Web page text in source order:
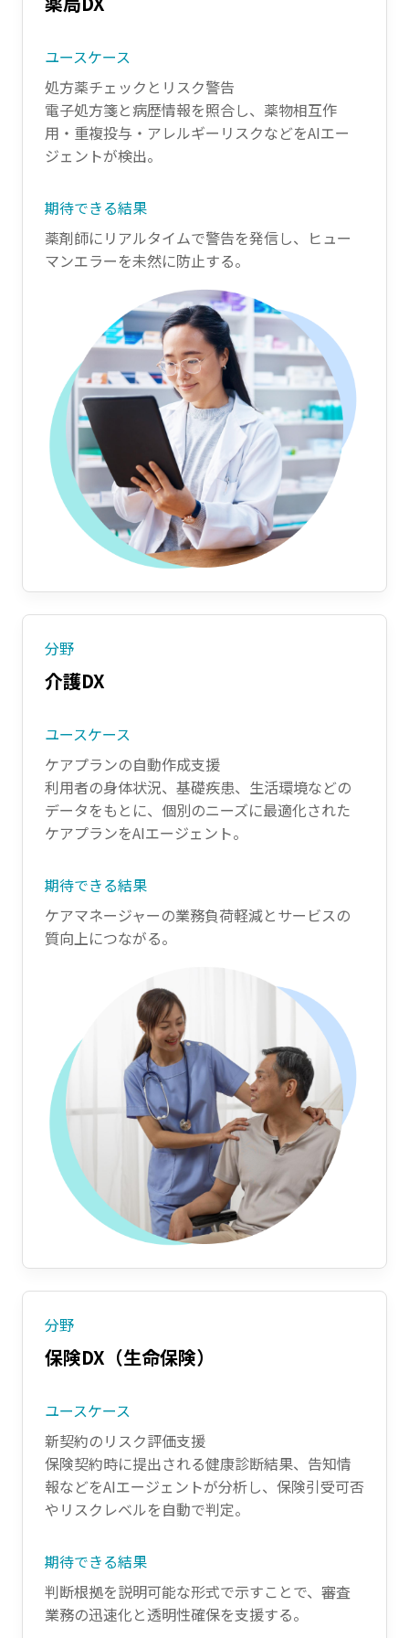
ユースケース
処方薬チェックとリスク警告
電子処方箋と病歴情報を照合し、薬物相互作
用・重複投与・アレルギーリスクなどをAIエー
ジェントが検出。
期待できる結果
薬剤師にリアルタイムで警告を発信し、ヒュー
マンエラーを未然に防止する。
分野
介護DX
ユースケース
ケアプランの自動作成支援
利用者の身体状況、基礎疾患、生活環境などの
データをもとに、個別のニーズに最適化された
ケアプランをAIエージェント。
期待できる結果
ケアマネージャーの業務負荷軽減とサービスの
質向上につながる。
分野
保険DX（生命保険）
ユースケース
新契約のリスク評価支援
保険契約時に提出される健康診断結果、告知情
報などをAIエージェントが分析し、保険引受可否
やリスクレベルを自動で判定。
期待できる結果
判断根拠を説明可能な形式で示すことで、 審査
業務の迅速化と透明性確保を支援する。